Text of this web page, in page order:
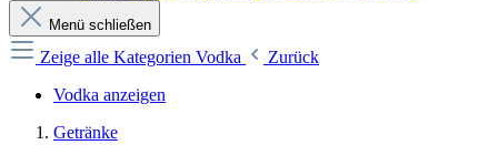
Menü schließen
Zeige alle Kategorien Vodka
Zurück
Vodka anzeigen
Getränke